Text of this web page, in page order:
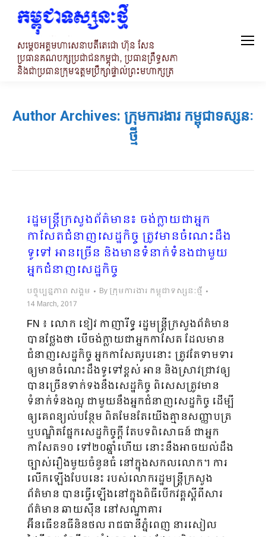
Author Archives: ក្រុមការងារ កម្ពុជាទស្សនៈ
ថ្មី
​រដ្ឋមន្ដ្រីក្រសួងព័ត៌មាន៖ ចង់ក្លាយជាអ្នក
កាសែតជំនាញសេដ្ឋកិច្ច ត្រូវមានចំណេះដឹង
ទូទៅ អានច្រើន និងមានទំនាក់ទំនងជាមួយ
អ្នកជំនាញសេដ្ឋកិច្ច
បច្ចុប្បន្នភាព សង្គម By ក្រុមការងារ កម្ពុជាទស្សនៈថ្មី
14 March, 2017
FN ៖ លោក ខៀវ កាញារីទ្ធ រដ្ឋមន្រ្តីក្រសួងព័ត៌មាន
បានថ្លែងថា បើចង់ក្លាយជាអ្នកកាសែត ដែលមាន
ជំនាញសេដ្ឋកិច្ច អ្នកកាសែតរូបនោះ ត្រូវតែទាមទារ
ឲ្យមានចំណេះដឹងទូទៅខ្ពស់ អាន និងស្រាវជ្រាវឲ្យ
បានច្រើនទាក់ទងនឹងសេដ្ឋកិច្ច ពិសេសត្រូវមាន
ទំនាក់ទំនងល្អ ជាមួយនឹងអ្នកជំនាញសេដ្ឋកិច្ច ដើម្បី
ឲ្យគេពន្យល់បន្ថែម ពិតមែនតែយើងគ្មានសញ្ញាបត្រ
ឬបណ្ឌិតផ្នែកសេដ្ឋកិច្ចក្ដី តែបទពិសោធន៍ ជាអ្នក
កាសែត១០ ទៅ២០ឆ្នាំហើយ នោះនឹងអាចយល់ដឹង
ច្បាស់រឿងមួយចំនួនធំ នៅក្នុងសកលលោក។ ការ
លើកឡើងបែបនេះ របស់លោករដ្ឋមន្រ្តីក្រសួង
ព័ត៌មាន បានធ្វើឡើងនៅក្នុងពិធីបើកវគ្គស្តីពីសារ
ព័ត៌មាន ឆាយស៊ីន នៅសណ្ឋាគារ
អ៊ីនធើខនធីនិនថល រាជធានីភ្នំពេញ នារសៀល